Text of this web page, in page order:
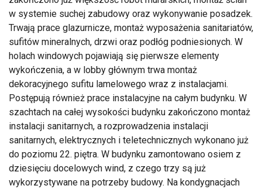
w systemie suchej zabudowy oraz wykonywanie posadzek.
Trwają prace glazurnicze, montaż wyposażenia sanitariatów,
sufitów mineralnych, drzwi oraz podłóg podniesionych. W
holach windowych pojawiają się pierwsze elementy
wykończenia, a w lobby głównym trwa montaż
dekoracyjnego sufitu lamelowego wraz z instalacjami.
Postępują również prace instalacyjne na całym budynku. W
szachtach na całej wysokości budynku zakończono montaż
instalacji sanitarnych, a rozprowadzenia instalacji
sanitarnych, elektrycznych i teletechnicznych wykonano już
do poziomu 22. piętra. W budynku zamontowano osiem z
dziesięciu docelowych wind, z czego trzy są już
wykorzystywane na potrzeby budowy. Na kondygnacjach